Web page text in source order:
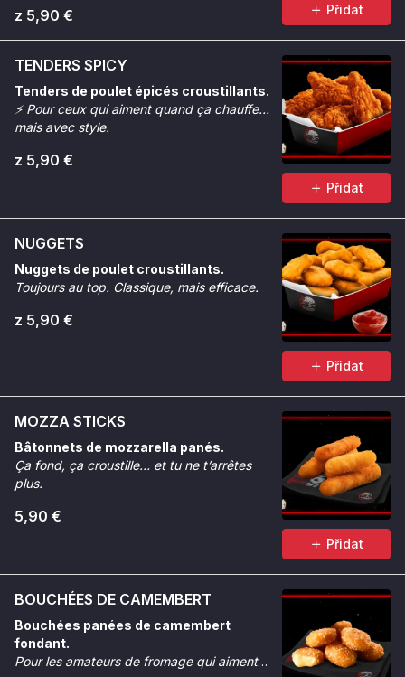
z 5,90 € Přidat
TENDERS SPICY
Tenders de poulet épicés croustillants.
⚡ Pour ceux qui aiment quand ça chauffe…
mais avec style.
z 5,90 €
Přidat
NUGGETS
Nuggets de poulet croustillants.
Toujours au top. Classique, mais efficace.
z 5,90 €
Přidat
MOZZA STICKS
Bâtonnets de mozzarella panés.
Ça fond, ça croustille… et tu ne t’arrêtes
plus.
5,90 €
Přidat
BOUCHÉES DE CAMEMBERT
Bouchées panées de camembert
fondant.
Pour les amateurs de fromage qui aiment